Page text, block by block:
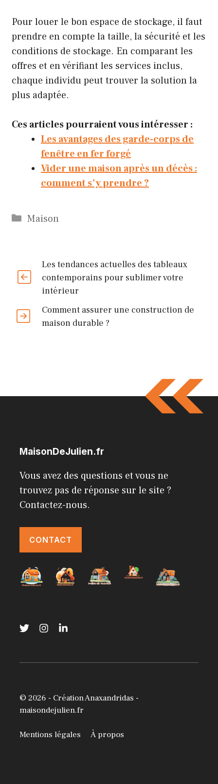
Pour louer le bon espace de stockage, il faut
prendre en compte la taille, la sécurité et les
conditions de stockage. En comparant les
offres et en vérifiant les services inclus,
chaque individu peut trouver la solution la
plus adaptée.
Ces articles pourraient vous intéresser :
Les avantages des garde-corps de
fenêtre en fer forgé
Vider une maison après un décès :
comment s’y prendre ?
Catégories
Maison
Les tendances actuelles des tableaux
contemporains pour sublimer votre
intérieur
Comment assurer une construction de
maison durable ?
MaisonDeJulien.fr
Vous avez des questions et vous ne
trouvez pas de réponse sur le site ?
Contactez-nous.
CONTACT
© 2026 - Création Anaxandridas -
maisondejulien.fr
Mentions légales À propos